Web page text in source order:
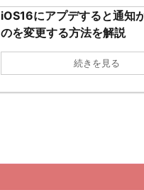
iOS16にアプデすると通知
のを変更する方法を解説
続きを見る